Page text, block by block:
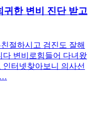
귀한 변비 진단 받고
절하시고 검진도 잘해
변비로힘들어 다녀왔
터넷찾아보니 의사선
…